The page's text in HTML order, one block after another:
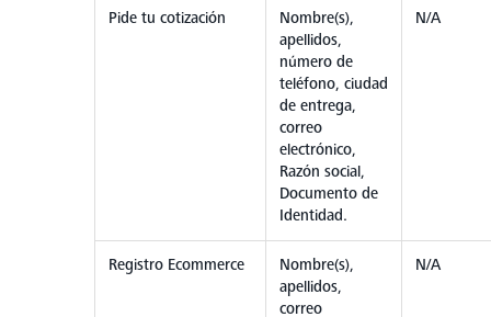
Pide tu cotización
Nombre(s),
apellidos,
número de
teléfono, ciudad
de entrega,
correo
electrónico,
Razón social,
Documento de
Identidad.
N/A
Registro Ecommerce
Nombre(s),
apellidos,
correo
N/A